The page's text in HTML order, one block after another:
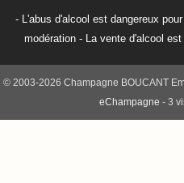
- L'abus d'alcool est dangereux
modération - La vente d'alcool
© 2003-2026 Champagne BOUCANT
eChampagne - 3